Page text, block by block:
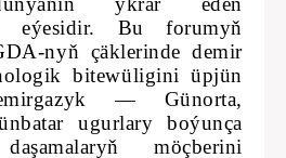
eýesidir. Bu forumyň
nyň çäklerinde demir
bitewüligini üpjün
— Günorta,
ugurlary boýunça
möçberini